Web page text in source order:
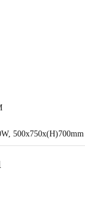
500x750x(H)700mm